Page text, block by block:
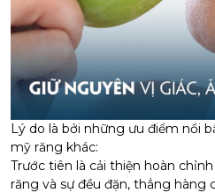
Lý do là bởi những ưu điểm nổi
mỹ răng khác:
Trước tiên là cải thiện hoàn
răng và sự đều đặn, thẳng hàng